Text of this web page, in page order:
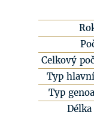
Celkový
Typ
Typ